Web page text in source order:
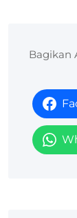
Bagikan